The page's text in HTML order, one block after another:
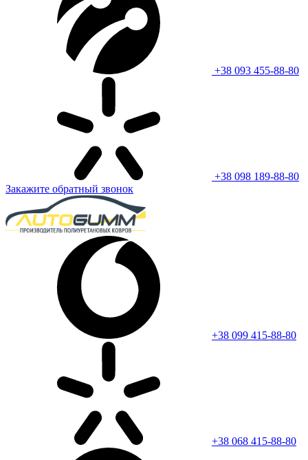
+38 093 455-88-80
+38 098 189-88-80
Закажите обратный звонок
+38 099 415-88-80
+38 068 415-88-80